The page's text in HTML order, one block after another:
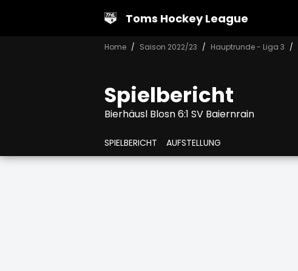
Toms Hockey League
Home Saison 2022/23 Hauptrunde - Liga 3
Spielbericht
Bierhäusl Blosn 6:1 SV Baiernrain
SPIELBERICHT AUFSTELLUNG